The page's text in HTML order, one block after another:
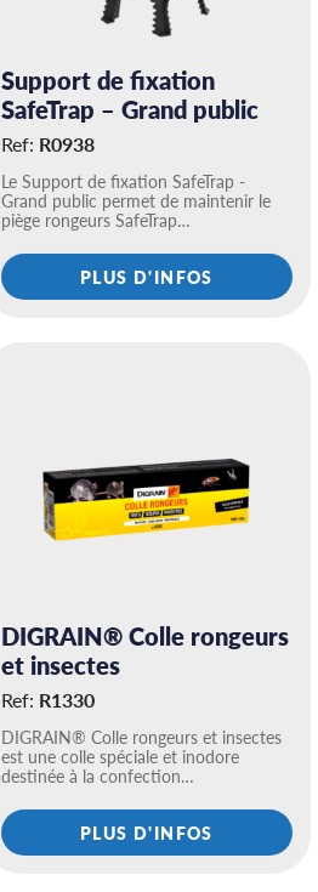
Support de fixation
SafeTrap – Grand public
Ref: R0938
Le Support de fixation SafeTrap -
Grand public permet de maintenir le
piège rongeurs SafeTrap…
PLUS D'INFOS
DIGRAIN® Colle rongeurs
et insectes
Ref: R1330
DIGRAIN® Colle rongeurs et insectes
est une colle spéciale et inodore
destinée à la confection…
PLUS D'INFOS